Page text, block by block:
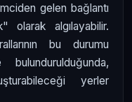
gelen bağlantı
olarak algılayabilir.
bu durumu
yerler